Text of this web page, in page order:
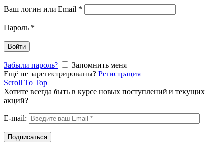
Ваш логин или Email *
Пароль *
Войти
Забыли пароль?
Запомнить меня
Ещё не зарегистрированы? Регистрация
Scroll To Top
Хотите всегда быть в курсе новых поступлений и текущих
акций?
E-mail: